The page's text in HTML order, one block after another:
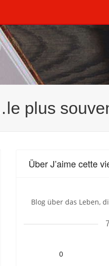
plus
Über J’aime cette
Blog über das Leben,
0